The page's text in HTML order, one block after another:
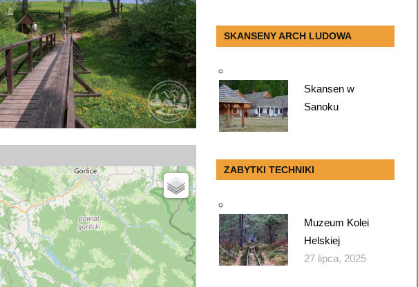
SKANSENY ARCH LUDOWA
Skansen w
Sanoku
ZABYTKI TECHNIKI
Muzeum Kolei
Helskiej
27 lipca, 2025